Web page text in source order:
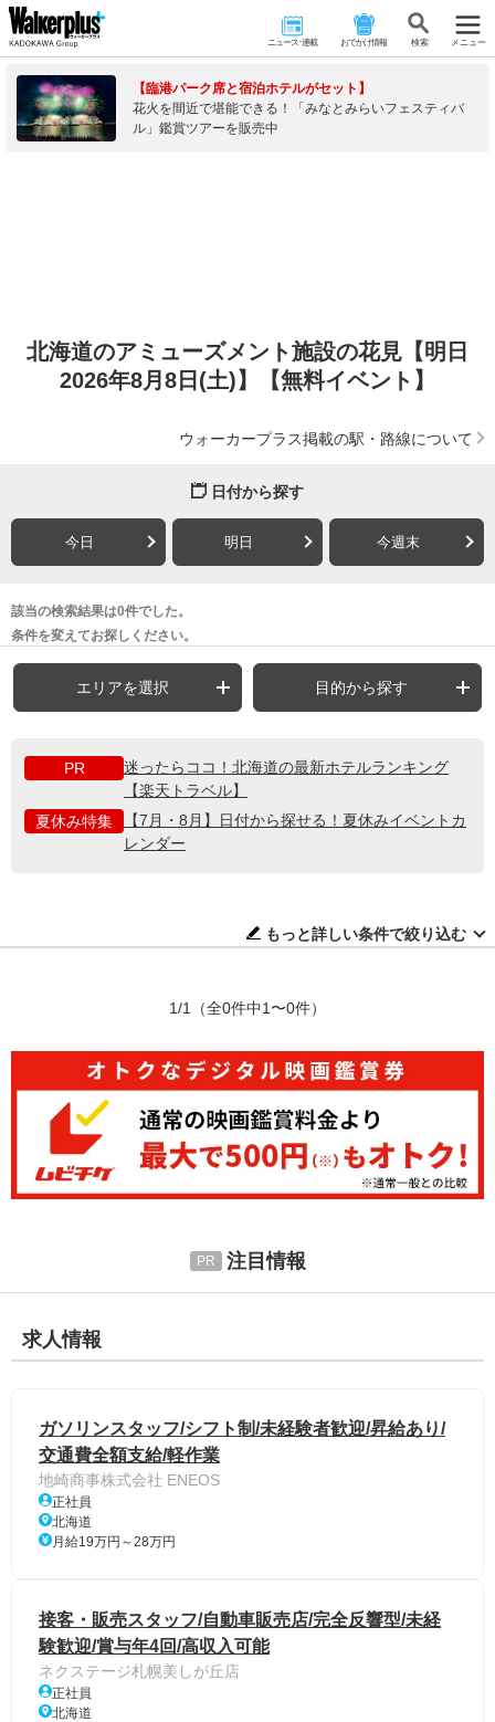
ニュース･連載 おでかけ情報 検 索 メニュー
【臨港パーク席と宿泊ホテルがセット】
花火を間近で堪能できる！「みなとみらいフェスティバ
ル」鑑賞ツアーを販売中
北海道のアミューズメント施設の花見【明日
2026年8月8日(土)】【無料イベント】
ウォーカープラス掲載の駅・路線について
日付から探す
今日 明日 今週末
該当の検索結果は0件でした。
条件を変えてお探しください。
エリアを選択 目的から探す
PR
迷ったらココ！北海道の最新ホテルランキング
【楽天トラベル】
夏休み特集
【7月・8月】日付から探せる！夏休みイベントカ
レンダー
もっと詳しい条件で絞り込む
1/1 （全0件中1〜0件）
注目情報
求人情報
ガソリンスタッフ/シフト制/未経験者歓迎/昇給あり/
交通費全額支給/軽作業
地崎商事株式会社 ENEOS
正社員
北海道
月給19万円～28万円
接客・販売スタッフ/自動車販売店/完全反響型/未経
験歓迎/賞与年4回/高収入可能
ネクステージ札幌美しが丘店
正社員
北海道